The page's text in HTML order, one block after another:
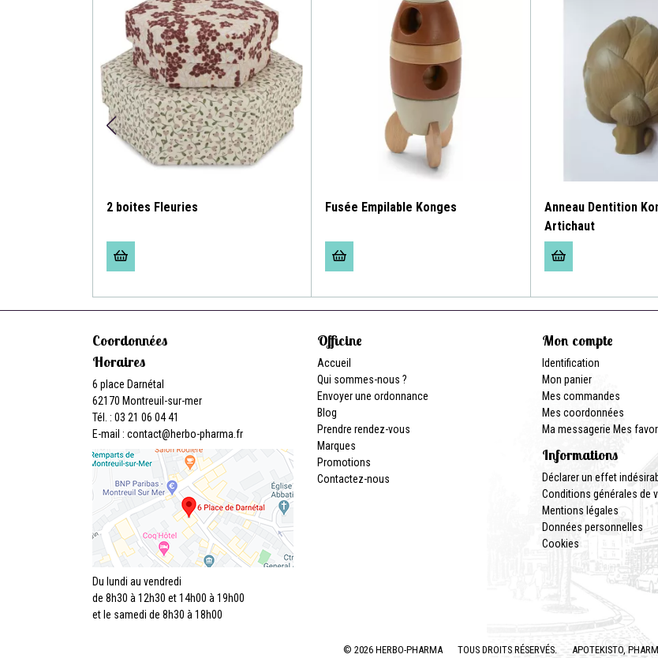
2 boites Fleuries Fusée Empilable Konges
Anneau Dentition
Artichaut
Coordonnées
Horaires
6 place Darnétal
62170 Montreuil-sur-mer
Tél. : 03 21 06 04 41
E-mail : contact@herbo-pharma.fr
Du lundi au vendredi
de 8h30 à 12h30 et 14h00 à 19h00
et le samedi de 8h30 à 18h00
Officine
Accueil
Qui sommes-nous ?
Envoyer une ordonnance
Blog
Prendre rendez-vous
Marques
Promotions
Contactez-nous
Mon compte
Identification
Mon panier
Mes commandes
Mes coordonnées
Ma messagerie Mes
Informations
Déclarer un effet
Conditions générales de
Mentions légales
Données personnelles
Cookies
© 2026 HERBO-PHARMA TOUS DROITS RÉSERVÉS. APOTEKISTO,